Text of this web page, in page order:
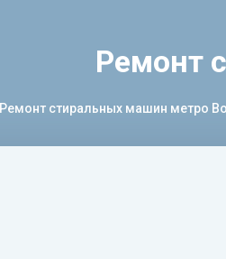
Ремонт
Ремонт стиральных машин метро